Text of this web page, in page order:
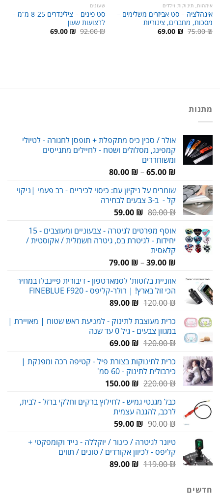
אימהות, תינוקות וילדים
אינהלציה – סט אביזרים משלימים –
מסכות, מחברים, צינוריות
75.00₪ המחיר69.00 ₪ המחיר
שעונים
סט פינים – צילינדרים 8-25 מ”מ –
לרצועות שעון
92.00₪ המחיר69.00 ₪ המחיר
מתנות
אולר / סכין כיס מתקפלת + תופסן לחגורה - לטיולי
קמפינג, מסלולים ושטח - לחיילים מתגייסים
ומשוחררים
65.00 ₪
–
80.00 ₪
טווח
עד
שומרים על ניקיון עם: כיסוי לכיריים - רב פעמי |ניקוי
קל - ב-3 צבעים לבחירה
80.00₪
המחיר
היה:
80.00 ₪.
59.00 ₪
המחיר
הוא:
59.00 ₪.
אוסף מפרטים לגיטרה - צבעוניים ומעוצבים - 15
יחידות - לגיטרת בס, גיטרה חשמלית / אקוסטית /
קלאסית
39.00 ₪
–
79.00 ₪
טווח
עד
אוזניית בלוטות' לסמארטפון - דיבורית פיינבלו במחיר
הכי זול בארץ! | רולר-קליפס - FINEBLUE F920
120.00₪
המחיר
היה:
120.00 ₪.
89.00 ₪
המחיר
הוא:
89.00 ₪.
כרית מעוצבת לתינוק - למניעת ראש שטוח | מאויירת |
במגוון צבעים - גיל 0 עד שנה
120.00₪
המחיר
היה:
120.00 ₪.
69.00 ₪
המחיר
הוא:
69.00 ₪.
כרית לתינוקות בצורת פיל - קטיפה רכה ומפנקת |
כירבולית לתינוק - 60 סמ'
220.00₪
המחיר
היה:
220.00 ₪.
150.00 ₪
המחיר
הוא:
כבל מגנטי גמיש - לחילוץ ברקים וחלקי ברזל - לבית,
לרכב, להגנה עצמית
90.00₪
המחיר
היה:
90.00 ₪.
59.00 ₪
המחיר
הוא:
59.00 ₪.
טיונר לגיטרה / כינור / יוקללה - נייד וקומפקטי +
קליפס - לכיוון אקורדים / טונים / תווים
119.00₪
המחיר89.00 ₪
המחיר
חדשים